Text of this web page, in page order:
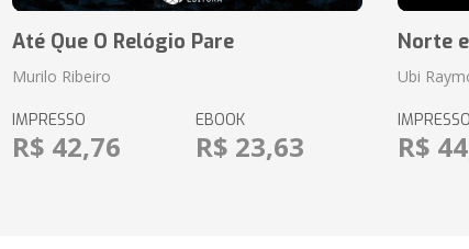
Até Que O Relógio Pare
Murilo Ribeiro
IMPRESSO
R$ 42,76
EBOOK
R$ 23,63
Norte
Ubi
IMPRESSO
R$